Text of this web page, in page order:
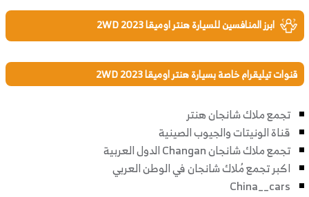
ابرز المنافسين للسيارة هنتر اوميقا 2WD 2023
قنوات تيليقرام خاصة بسيارة هنتر اوميقا 2WD 2023
تجمع ملاك شانجان هنتر
قناة الونيتات والجيوب الصينية
تجمع ملاك شانجان Changan الدول العربية
اكبر تجمع مُلاك شانجان في الوطن العربي
China__cars